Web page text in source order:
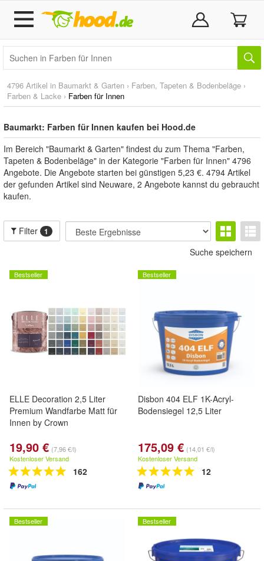
4796 Artikel in Baumarkt & Garten › Farben, Tapeten & Bodenbeläge ›
Farben & Lacke › Farben für Innen
Baumarkt: Farben für Innen kaufen bei Hood.de
Im Bereich "Baumarkt & Garten" findest du zum Thema "Farben,
Tapeten & Bodenbeläge" in der Kategorie "Farben für Innen" 4796
Angebote. Die Angebote starten bei günstigen 5,23 €. 4794 Artikel
der gefunden Artikel sind Neuware, 2 Angebote kannst du gebraucht
kaufen.
Filter 1
Suche speichern
Bestseller
ELLE Decoration 2,5 Liter
Premium Wandfarbe Matt für
Innen by Crown
19,90 € (7,96 €/l)
Kostenloser Versand
162
Bestseller
Disbon 404 ELF 1K-Acryl-
Bodensiegel 12,5 Liter
175,09 € (14,01 €/l)
Kostenloser Versand
12
Bestseller Bestseller